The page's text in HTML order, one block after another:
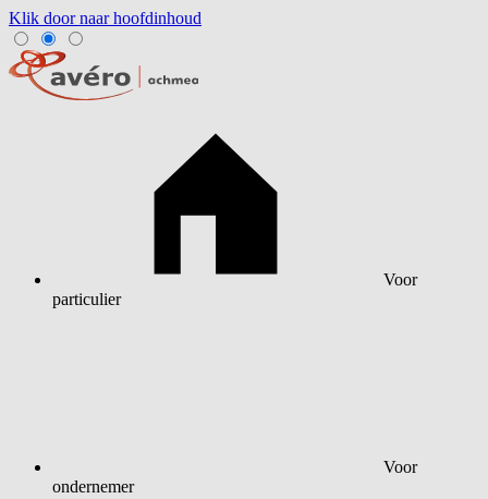
Klik door naar hoofdinhoud
Voor
particulier
Voor
ondernemer